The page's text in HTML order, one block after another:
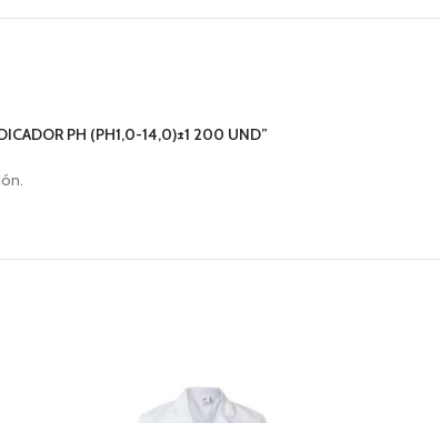
PH (PH1,0-14,0)±1 200 UND”